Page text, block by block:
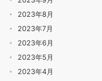
2023年8月
2023年7月
2023年6月
2023年5月
2023年4月